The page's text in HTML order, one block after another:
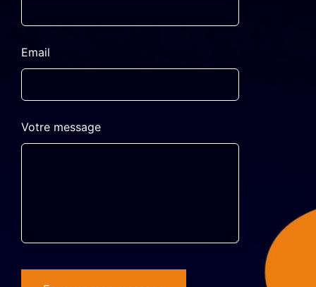
blank
Email
Votre message